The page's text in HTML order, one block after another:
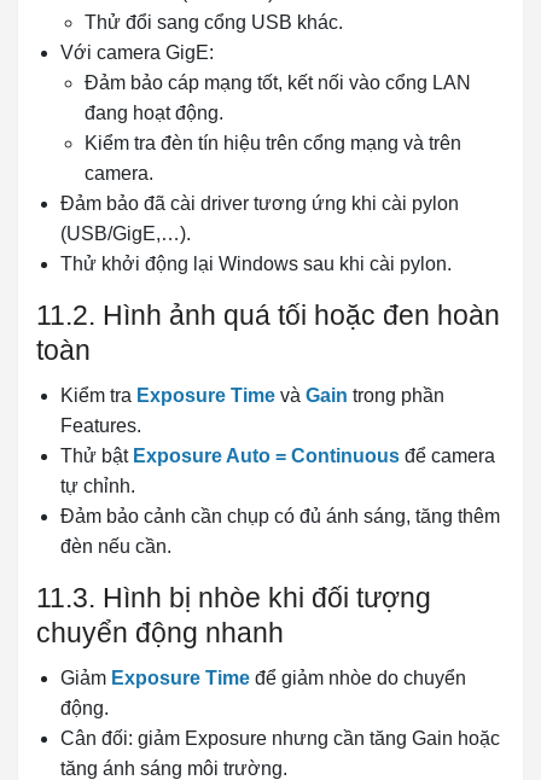
Thử đổi sang cổng USB khác.
Với camera GigE:
Đảm bảo cáp mạng tốt, kết nối vào cổng LAN
đang hoạt động.
Kiểm tra đèn tín hiệu trên cổng mạng và trên
camera.
Đảm bảo đã cài driver tương ứng khi cài pylon
(USB/GigE,…).
Thử khởi động lại Windows sau khi cài pylon.
11.2. Hình ảnh quá tối hoặc đen hoàn
toàn
Kiểm tra Exposure Time và Gain trong phần
Features.
Thử bật Exposure Auto = Continuous để camera
tự chỉnh.
Đảm bảo cảnh cần chụp có đủ ánh sáng, tăng thêm
đèn nếu cần.
11.3. Hình bị nhòe khi đối tượng
chuyển động nhanh
Giảm Exposure Time để giảm nhòe do chuyển
động.
Cân đối: giảm Exposure nhưng cần tăng Gain hoặc
tăng ánh sáng môi trường.